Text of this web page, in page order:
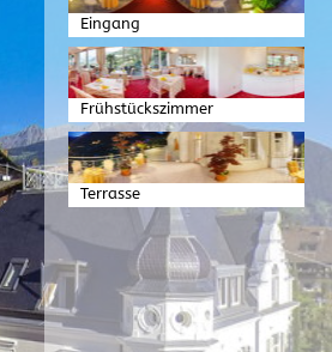
Eingang
Frühstückszimmer
Terrasse